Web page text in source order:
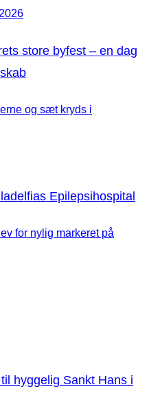
store byfest – en dag
og sæt kryds i
Epilepsihospital
for nylig markeret på
hyggelig Sankt Hans i